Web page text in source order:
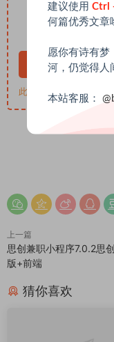
此资源购买后365天内
上一篇
思创兼职小程序7.0.2思
版+前端
猜你喜欢
建议使用 Ctrl
何篇优秀文章
愿你有诗有梦
河，仍觉得人
本站客服：